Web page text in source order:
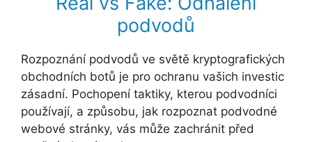
podvodů
Rozpoznání podvodů ve světě kryptografických
obchodních botů je pro ochranu vašich investic
zásadní. Pochopení taktiky, kterou podvodníci
používají, a způsobu, jak rozpoznat podvodné
webové stránky, vás může zachránit před